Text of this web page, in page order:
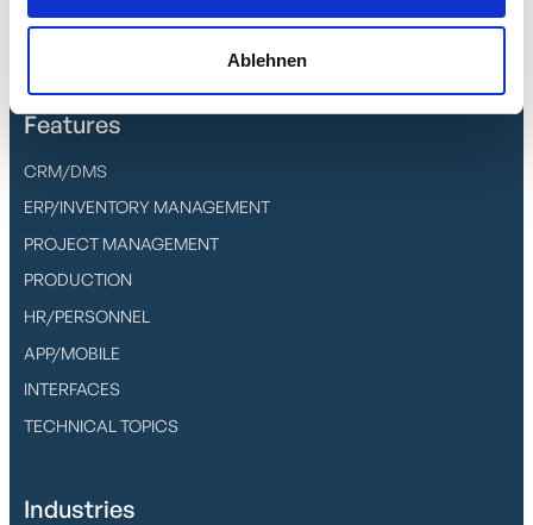
Ablehnen
Features
CRM/DMS
ERP/INVENTORY MANAGEMENT
PROJECT MANAGEMENT
PRODUCTION
HR/PERSONNEL
APP/MOBILE
INTERFACES
TECHNICAL TOPICS
Industries